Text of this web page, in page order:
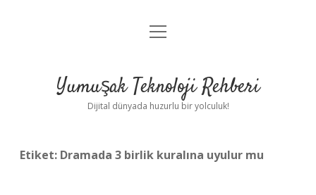
Anasayfa
Yasal Uyarı
menüyü
Yumuşak Teknoloji Rehberi
Dijital dünyada huzurlu bir yolculuk!
Etiket: Dramada 3 birlik kuralına uyulur mu